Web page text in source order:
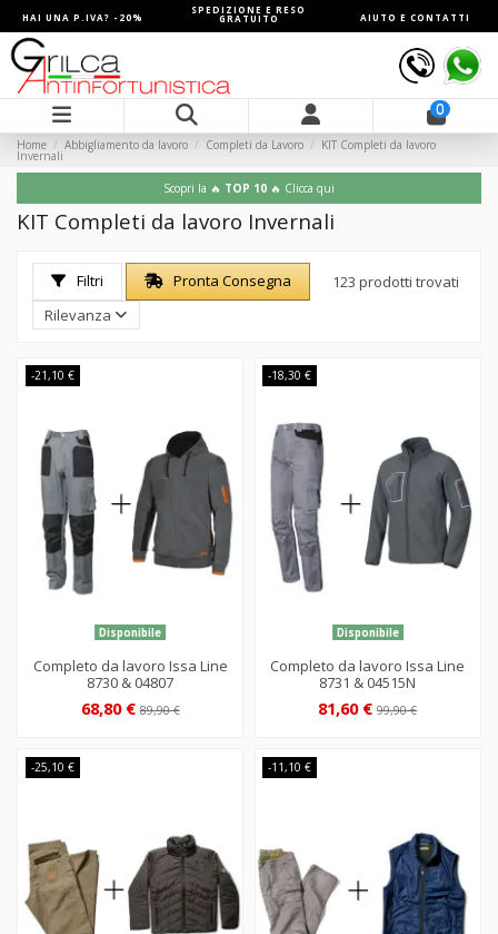
HAI UNA P.IVA? -20%
SPEDIZIONE E RESO
GRATUITO AIUTO E CONTATTI
0
Home Abbigliamento da lavoro Completi da Lavoro KIT Completi da lavoro
Invernali
Scopri la 🔥 TOP 10 🔥 Clicca qui
KIT Completi da lavoro Invernali
Filtri Pronta Consegna
123 prodotti trovati
Rilevanza
-21,10 €
Disponibile
Completo da lavoro Issa Line
8730 & 04807
68,80 €89,90 €
-18,30 €
Disponibile
Completo da lavoro Issa Line
8731 & 04515N
81,60 €99,90 €
-25,10 € -11,10 €